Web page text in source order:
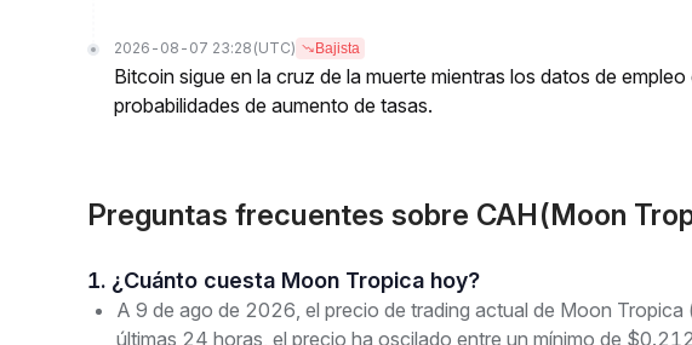
2026-08-07 23:28 (UTC) Bajista
Bitcoin sigue en la cruz de la muerte mientras los datos de
probabilidades de aumento de tasas.
Preguntas frecuentes sobre CAH(Moon
1. ¿Cuánto cuesta Moon Tropica hoy?
A 9 de ago de 2026, el precio de trading actual de Moon
últimas 24 horas, el precio ha oscilado entre un mínimo de